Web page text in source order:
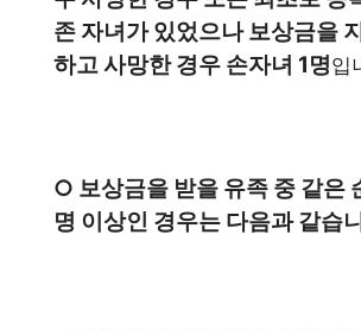
존 자녀가 있었으나 보상금을
하고 사망한 경우 손자녀 1명입
○ 보상금을 받을 유족 중 같은
명 이상인 경우는 다음과 같습